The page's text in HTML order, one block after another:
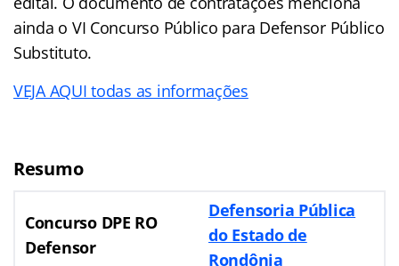
ainda o VI Concurso Público para Defensor Público
Substituto.
VEJA AQUI todas as informações
Resumo
Concurso DPE RO
Defensor
Defensoria Pública
do Estado de
Rondônia